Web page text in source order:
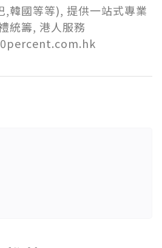
,韓國等等), 提供一站式專業
統籌, 港人服務